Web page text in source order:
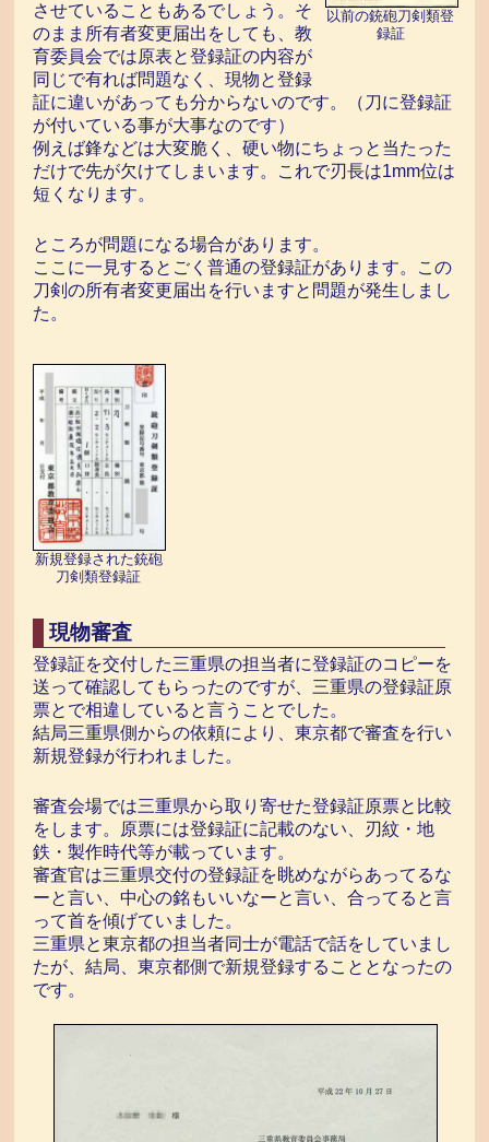
以前の銃砲刀剣類登
録証
させていることもあるでしょう。そ
のまま所有者変更届出をしても、教
育委員会では原表と登録証の内容が
同じで有れば問題なく、現物と登録
証に違いがあっても分からないのです。（刀に登録証
が付いている事が大事なのです）
例えば鋒などは大変脆く、硬い物にちょっと当たった
だけで先が欠けてしまいます。これで刃長は1mm位は
短くなります。
ところが問題になる場合があります。
ここに一見するとごく普通の登録証があります。この
刀剣の所有者変更届出を行いますと問題が発生しまし
た。
新規登録された銃砲
刀剣類登録証
現物審査
登録証を交付した三重県の担当者に登録証のコピーを
送って確認してもらったのですが、三重県の登録証原
票とで相違していると言うことでした。
結局三重県側からの依頼により、東京都で審査を行い
新規登録が行われました。
審査会場では三重県から取り寄せた登録証原票と比較
をします。原票には登録証に記載のない、刃紋・地
鉄・製作時代等が載っています。
審査官は三重県交付の登録証を眺めながらあってるな
ーと言い、中心の銘もいいなーと言い、合ってると言
って首を傾げていました。
三重県と東京都の担当者同士が電話で話をしていまし
たが、結局、東京都側で新規登録することとなったの
です。